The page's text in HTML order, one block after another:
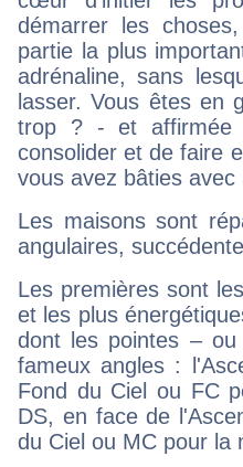
démarrer les
partie la plus
adrénaline, sans
lasser. Vous êtes en
trop ? - et affirmée
consolider et de faire
vous avez bâties avec
Les maisons sont
angulaires,
Les premières sont
et les plus
dont les pointes –
fameux angles :
Fond du Ciel ou FC
DS, en face de
du Ciel ou MC pour la